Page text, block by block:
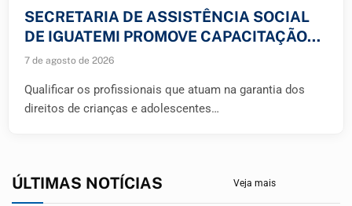
SECRETARIA DE ASSISTÊNCIA SOCIAL
DE IGUATEMI PROMOVE CAPACITAÇÃO
PARA A REDE DE ATENDIMENTO ÀS
7 de agosto de 2026
Qualificar os profissionais que atuam na garantia dos
direitos de crianças e adolescentes…
ÚLTIMAS NOTÍCIAS Veja mais